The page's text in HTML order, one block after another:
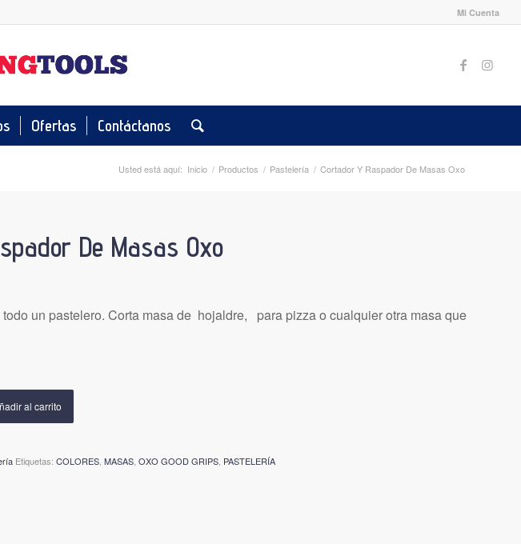
Mi Cuenta
Ofertas Contáctanos
Usted está aquí: Inicio / Productos / Pastelería / Cortador Y Raspador De Masas Oxo
De Masas Oxo
todo un pastelero. Corta masa de hojaldre, para pizza o cualquier otra masa que
al carrito
Etiquetas:COLORES ,MASAS ,OXO GOOD GRIPS PASTELERÍA